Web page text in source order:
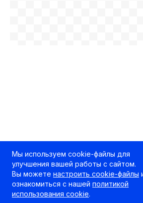
Мы используем cookie-файлы для
улучшения вашей работы с сайтом.
Вы можете настроить cookie-файлы
ознакомиться с нашей политикой
использования cookie.